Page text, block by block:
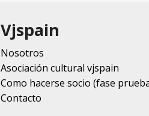
Vjspain
Nosotros
Asociación cultural vjspain
Como hacerse socio (fase
Contacto